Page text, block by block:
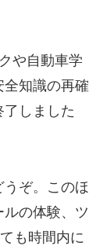
や自動車学
知識の再確
しました
うぞ。このほ
の体験、ツ
も時間内に